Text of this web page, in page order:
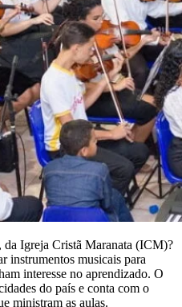
Igreja Cristã Maranata (ICM)?
instrumentos musicais para
interesse no aprendizado. O
do país e conta com o
ministram as aulas.